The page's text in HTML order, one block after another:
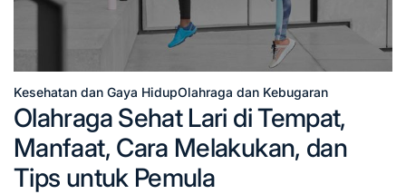
Posted
in
Kesehatan dan Gaya HidupOlahraga dan Kebugaran
Olahraga Sehat Lari di Tempat,
Manfaat, Cara Melakukan, dan
Tips untuk Pemula